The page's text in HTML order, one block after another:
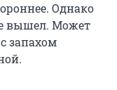
Однако
вышел. Может
запахом